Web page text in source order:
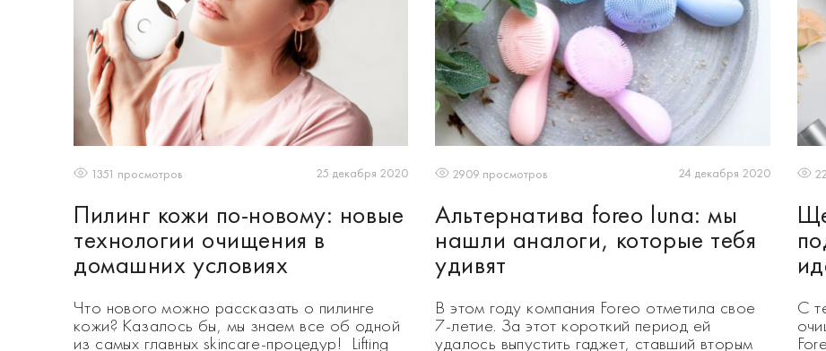
1351 просмотров 25 декабря 2020
Пилинг кожи по-новому: новые
технологии очищения в
домашних условиях
Что нового можно рассказать о пилинге
кожи? Казалось бы, мы знаем все об одной
из самых главных skincare-процедур! Lifting
2909 просмотров 24 декабря 2020
Альтернатива foreo luna: мы
нашли аналоги, которые тебя
удивят
В этом году компания Foreo отметила свое
7-летие. За этот короткий период ей
удалось выпустить гаджет, ставший вторым
С